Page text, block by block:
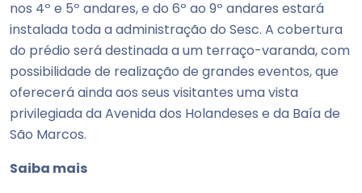
nos 4º e 5º andares, e do 6º ao 9º andares estará
instalada toda a administração do Sesc. A cobertura
do prédio será destinada a um terraço-varanda, com
possibilidade de realização de grandes eventos, que
oferecerá ainda aos seus visitantes uma vista
privilegiada da Avenida dos Holandeses e da Baía de
São Marcos.
Saiba mais